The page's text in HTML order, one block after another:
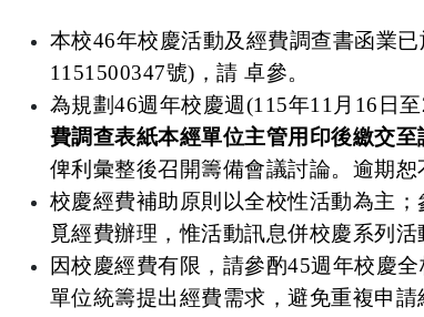
本校46年校慶活動及經費調查書函業
1151500347號)，請 卓參。
為規劃46週年校慶週(115年11月16日
費調查表紙本經單位主管用印後繳交
俾利彙整後召開籌備會議討論。逾期恕
校慶經費補助原則以全校性活動為主
覓經費辦理，惟活動訊息併校慶系列活
因校慶經費有限，請參酌45週年校慶
單位統籌提出經費需求，避免重複申請